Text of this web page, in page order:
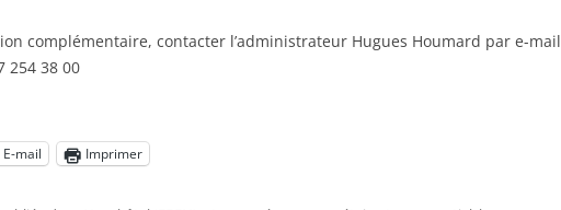
complémentaire, contacter l’administrateur Hugues Houmard par e-mail
254 38 00
E-mail
Imprimer